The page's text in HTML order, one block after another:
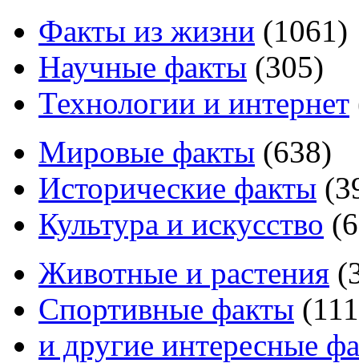
Факты из жизни (1061)
Научные факты (305)
Технологии и интернет
Мировые факты (638)
Исторические факты (
Культура и искусство (
Животные и растения (
Спортивные факты (111
и другие интересные